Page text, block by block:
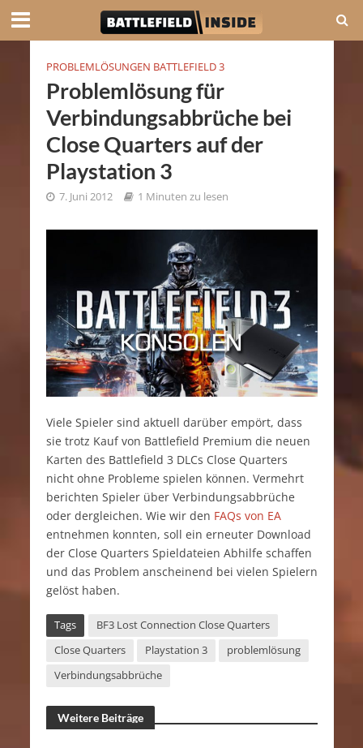
PROBLEMLÖSUNGEN BATTLEFIELD 3
Problemlösung für
Verbindungsabbrüche bei
Close Quarters auf der
Playstation 3
7. Juni 2012 1 Minuten zu lesen
Viele Spieler sind aktuell darüber empört, dass
sie trotz Kauf von Battlefield Premium die neuen
Karten des Battlefield 3 DLCs Close Quarters
nicht ohne Probleme spielen können. Vermehrt
berichten Spieler über Verbindungsabbrüche
oder dergleichen. Wie wir den FAQs von EA
entnehmen konnten, soll ein erneuter Download
der Close Quarters Spieldateien Abhilfe schaffen
und das Problem anscheinend bei vielen Spielern
gelöst haben.
Tags
BF3 Lost Connection Close Quarters
Close Quarters
Playstation 3
problemlösung
Verbindungsabbrüche
Weitere Beiträge